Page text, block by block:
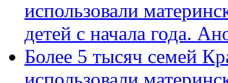
использовали
детей с начала года.
Более 5 тысяч семей